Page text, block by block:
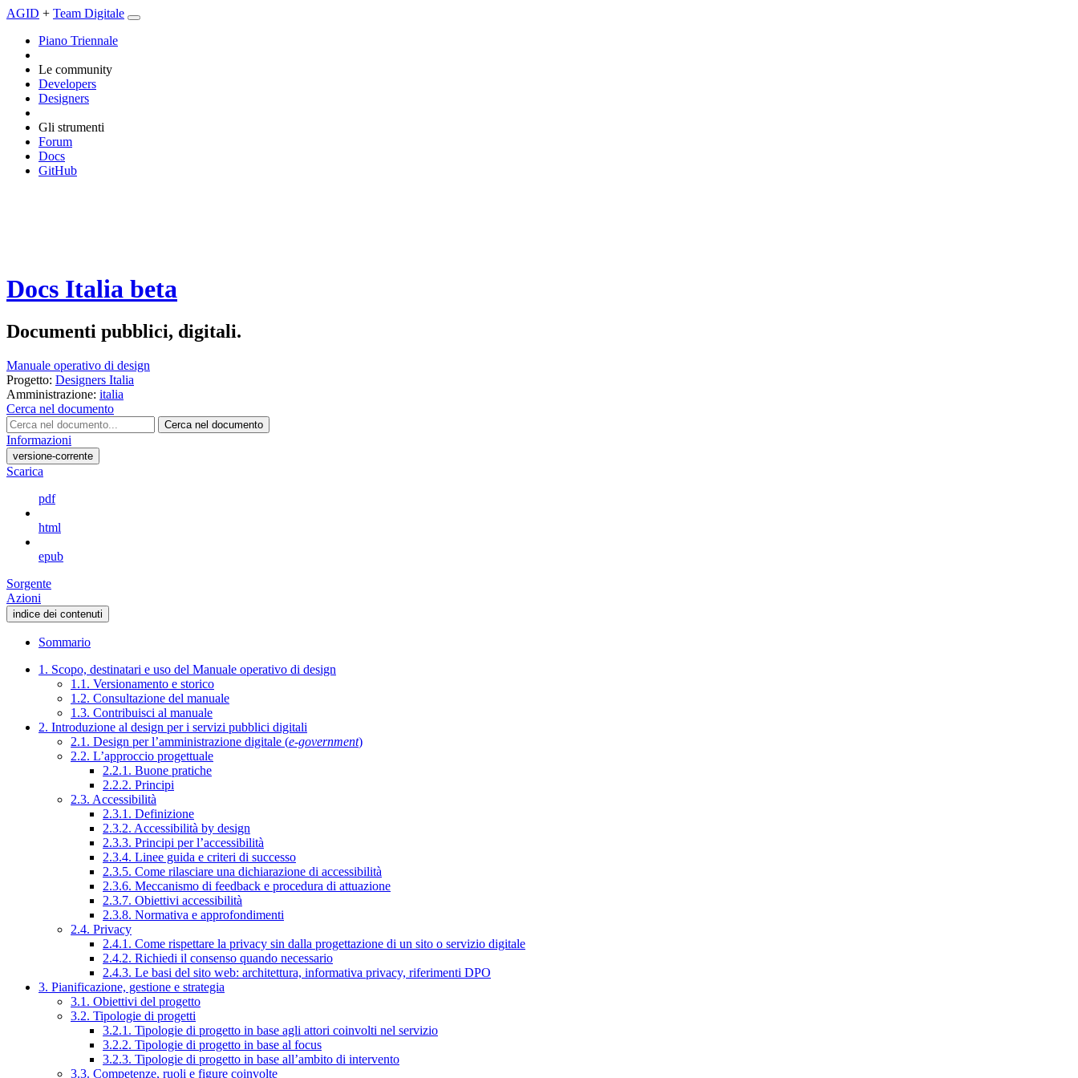
AGID + Team Digitale
Piano Triennale
Le community
Developers
Designers
Gli strumenti
Forum
Docs
GitHub
Docs Italia beta
Documenti pubblici, digitali.
Manuale operativo di design
Progetto: Designers Italia
Amministrazione: italia
Cerca nel documento
Cerca nel documento
Informazioni
versione-corrente
Scarica
pdf
html
epub
Sorgente
Azioni
indice dei contenuti
Sommario
1. Scopo, destinatari e uso del Manuale operativo di design
1.1. Versionamento e storico
1.2. Consultazione del manuale
1.3. Contribuisci al manuale
2. Introduzione al design per i servizi pubblici digitali
2.1. Design per l’amministrazione digitale (e-government)
2.2. L’approccio progettuale
2.2.1. Buone pratiche
2.2.2. Principi
2.3. Accessibilità
2.3.1. Definizione
2.3.2. Accessibilità by design
2.3.3. Principi per l’accessibilità
2.3.4. Linee guida e criteri di successo
2.3.5. Come rilasciare una dichiarazione di accessibilità
2.3.6. Meccanismo di feedback e procedura di attuazione
2.3.7. Obiettivi accessibilità
2.3.8. Normativa e approfondimenti
2.4. Privacy
2.4.1. Come rispettare la privacy sin dalla progettazione di un sito o servizio digitale
2.4.2. Richiedi il consenso quando necessario
2.4.3. Le basi del sito web: architettura, informativa privacy, riferimenti DPO
3. Pianificazione, gestione e strategia
3.1. Obiettivi del progetto
3.2. Tipologie di progetti
3.2.1. Tipologie di progetto in base agli attori coinvolti nel servizio
3.2.2. Tipologie di progetto in base al focus
3.2.3. Tipologie di progetto in base all’ambito di intervento
3.3. Competenze, ruoli e figure coinvolte